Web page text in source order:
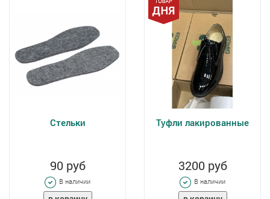
Стельки
90 руб
В наличии
Туфли лакированные
3200 руб
В наличии